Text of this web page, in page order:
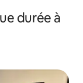
durée à